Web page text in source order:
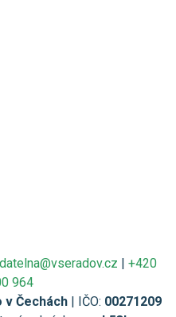
| +420
964
v Čechách| IČO: 00271209